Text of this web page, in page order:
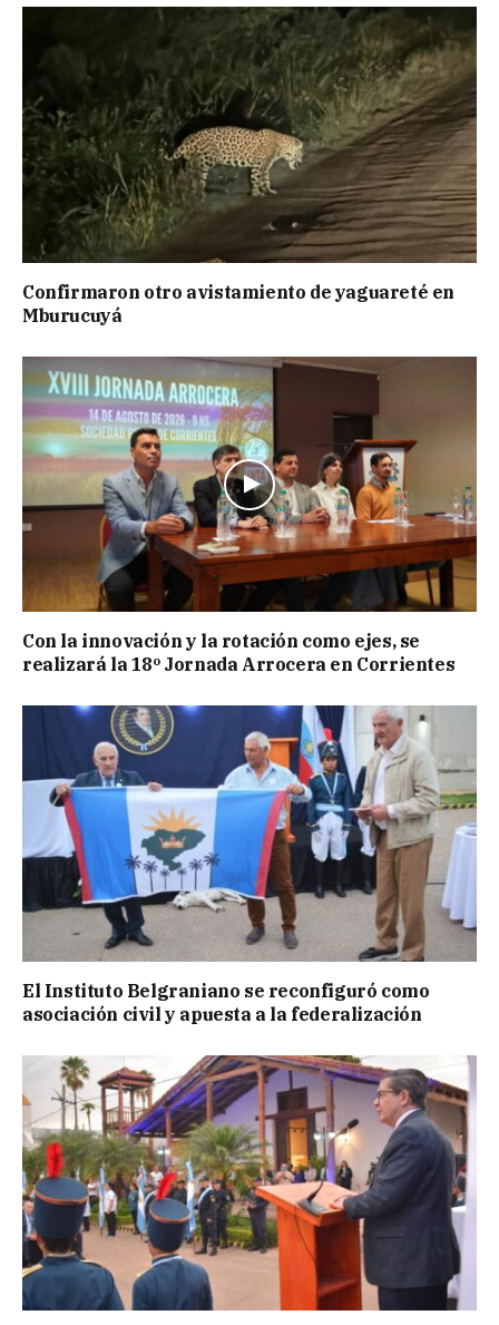
Confirmaron otro avistamiento de yaguareté en
Mburucuyá
Con la innovación y la rotación como ejes, se
realizará la 18º Jornada Arrocera en Corrientes
El Instituto Belgraniano se reconfiguró como
asociación civil y apuesta a la federalización